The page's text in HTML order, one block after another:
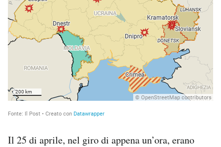
Il 25 di aprile, nel giro di appena un’ora, erano